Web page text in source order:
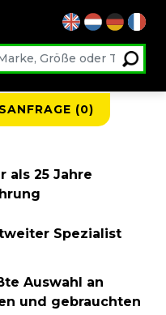
(0)
als 25 Jahre
Spezialist
Auswahl an
und gebrauchten